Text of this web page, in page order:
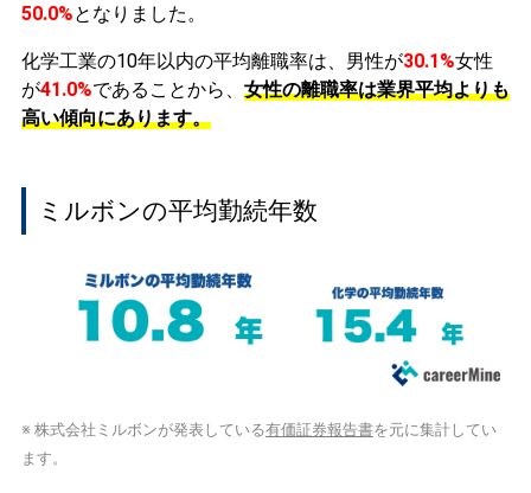
50.0%となりました。
化学工業の10年以内の平均離職率は、男性が30.1%女性
が41.0%であることから、 女性の離職率は業界平均よりも
高い傾向にあります。
ミルボンの平均勤続年数
※ 株式会社ミルボンが発表している有価証券報告書を元に集計してい
ます。